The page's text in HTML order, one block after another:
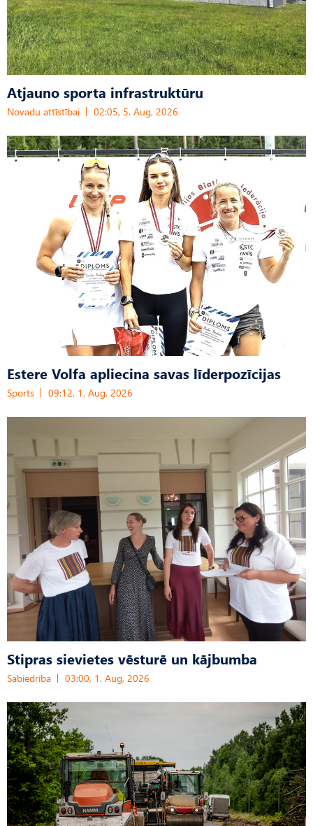
Atjauno sporta infrastruktūru
Novadu attīstībai 02:05, 5. Aug, 2026
Estere Volfa apliecina savas līderpozīcijas
Sports 09:12, 1. Aug, 2026
Stipras sievietes vēsturē un kājbumba
Sabiedrība 03:00, 1. Aug, 2026